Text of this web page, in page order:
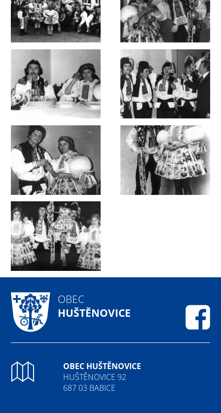
OBEC
HUŠTĚNOVICE
OBEC HUŠTĚNOVICE
HUŠTĚNOVICE 92
687 03 BABICE